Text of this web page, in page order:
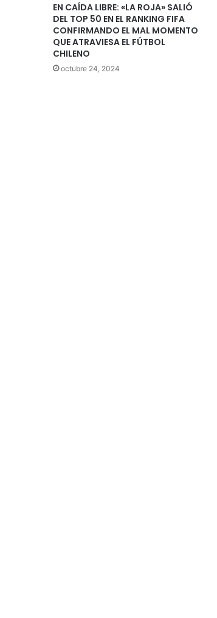
EN CAÍDA LIBRE: «LA ROJA» SALIÓ
DEL TOP 50 EN EL RANKING FIFA
CONFIRMANDO EL MAL MOMENTO
QUE ATRAVIESA EL FÚTBOL
CHILENO
octubre 24, 2024